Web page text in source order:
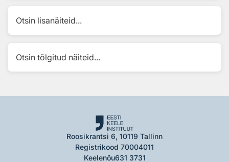
Otsin lisanäiteid...
Otsin tõlgitud näiteid...
Roosikrantsi 6, 10119 Tallinn
Registrikood 70004011
Keelenõu631 3731